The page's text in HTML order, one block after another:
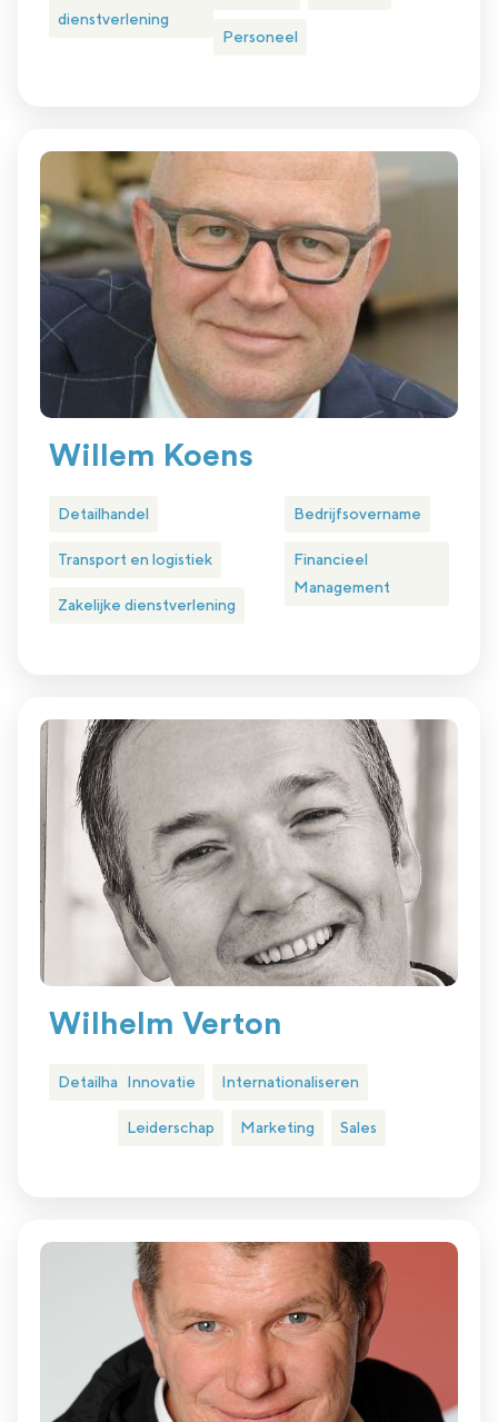
dienstverlening
Personeel
Willem Koens
Detailhandel
Transport en logistiek
Zakelijke dienstverlening
Bedrijfsovername
Financieel
Management
Wilhelm Verton
DetailhandelInnovatie Internationaliseren
Leiderschap Marketing Sales